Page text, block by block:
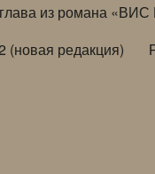
из романа
редакция)